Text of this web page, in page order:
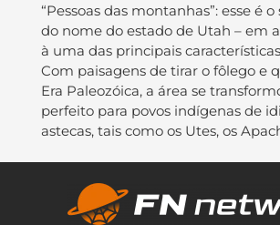
“Pessoas das montanhas”: esse é
do nome do estado de Utah – em
à uma das principais
Com paisagens de tirar o fôlego e
Era Paleozóica, a área se
perfeito para povos indígenas de
astecas, tais como os Utes, os